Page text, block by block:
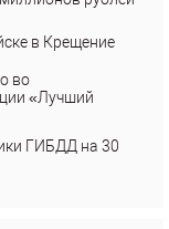
в Крещение
во
«Лучший
ГИБДД на 30